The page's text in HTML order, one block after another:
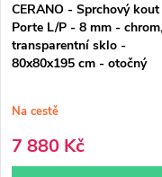
CERANO - Sprchový kout
Porte L/P - 8 mm - chrom,
transparentní sklo -
80x80x195 cm - otočný
Na cestě
7 880 Kč